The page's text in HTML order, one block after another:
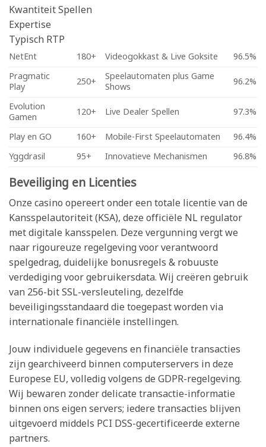
Kwantiteit Spellen
Expertise
Typisch RTP
NetEnt 180+ Videogokkast & Live Goksite
96.5%
Pragmatic
Play
250+
Speelautomaten plus Game
Shows
96.2%
Evolution
Gamen
120+ Live Dealer Spellen
97.3%
Play en GO
160+ Mobile-First Speelautomaten
96.4%
Yggdrasil
95+ Innovatieve Mechanismen 96.8%
Beveiliging en Licenties
Onze casino opereert onder een totale licentie van de
Kansspelautoriteit (KSA), deze officiële NL regulator
met digitale kansspelen. Deze vergunning vergt we
naar rigoureuze regelgeving voor verantwoord
spelgedrag, duidelijke bonusregels & robuuste
verdediging voor gebruikersdata. Wij creëren gebruik
van 256-bit SSL-versleuteling, dezelfde
beveiligingsstandaard die toegepast worden via
internationale financiële instellingen.
Jouw individuele gegevens en financiële transacties
zijn gearchiveerd binnen computerservers in deze
Europese EU, volledig volgens de GDPR-regelgeving.
Wij bewaren zonder delicate transactie-informatie
binnen ons eigen servers; iedere transacties blijven
uitgevoerd middels PCI DSS-gecertificeerde externe
partners.